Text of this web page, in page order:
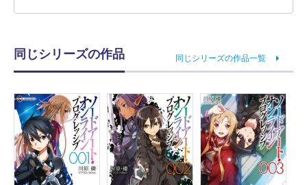
同じシリーズの作品 同じシリーズの作品一覧